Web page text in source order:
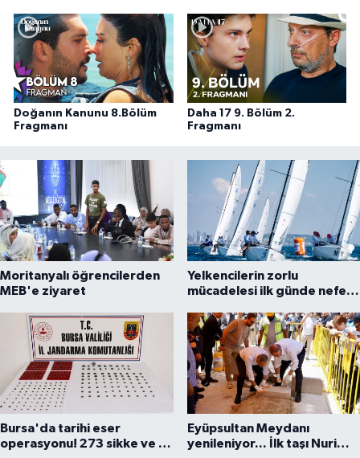
Doğanın Kanunu 8.Bölüm
Fragmanı
Daha 17 9. Bölüm 2.
Fragmanı
Moritanyalı öğrencilerden
MEB'e ziyaret
Yelkencilerin zorlu
mücadelesi ilk günde nefes
Bursa'da tarihi eser
operasyonu! 273 sikke ve 18
Eyüpsultan Meydanı
yenileniyor... İlk taşı Nuri